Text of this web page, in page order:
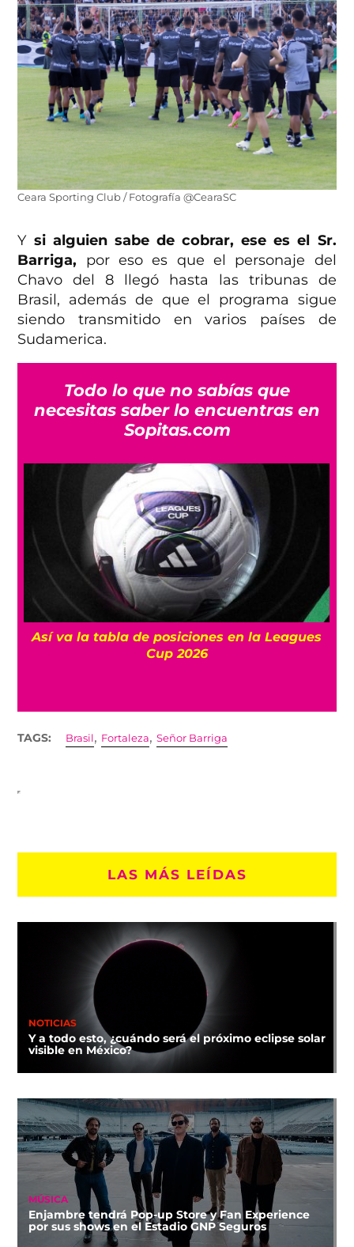
Ceara Sporting Club / Fotografía @CearaSC
Y si alguien sabe de cobrar, ese es el Sr.
Barriga, por eso es que el personaje del
Chavo del 8 llegó hasta las tribunas de
Brasil, además de que el programa sigue
siendo transmitido en varios países de
Sudamerica.
Todo lo que no sabías que
necesitas saber lo encuentras en
Sopitas.com
Así va la tabla de posiciones en la Leagues
Cup 2026
TAGS: Brasil , Fortaleza,Señor Barriga
LAS MÁS LEÍDAS
NOTICIAS
Y a todo esto, ¿cuándo será el próximo eclipse solar
visible en México?
MÚSICA
Enjambre tendrá Pop-up Store y Fan Experience
por sus shows en el Estadio GNP Seguros